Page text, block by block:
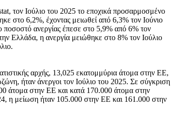
τον Ιούλιο του 2025 το εποχικά προσαρμοσμένο
στο 6,2%, έχοντας μειωθεί από 6,3% τον Ιούνιο
ανεργίας έπεσε στο 5,9% από 6% τον
Ελλάδα, η ανεργία μειώθηκε στο 8% τον Ιούλιο
αρχής, 13,025 εκατομμύρια άτομα στην ΕΕ,
ήταν άνεργοι τον Ιούλιο του 2025. Σε σύγκριση
άτομα στην ΕΕ και κατά 170.000 άτομα στην
η μείωση ήταν 105.000 στην ΕΕ και 161.000 στην